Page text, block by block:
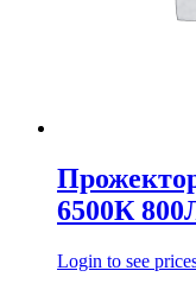
6500К
Login to see